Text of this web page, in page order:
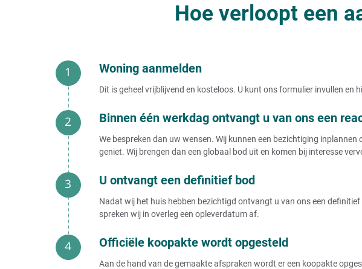
Hoe verloopt een
Woning aanmelden
Dit is geheel vrijblijvend en kosteloos. U kunt ons formulier invullen en
Binnen één werkdag ontvangt u van ons een
We bespreken dan uw wensen. Wij kunnen een bezichtiging
geniet. Wij brengen dan een globaal bod uit en komen bij interesse
U ontvangt een definitief bod
Nadat wij het huis hebben bezichtigd ontvangt u van ons een
spreken wij in overleg een opleverdatum af.
Officiële koopakte wordt opgesteld
Aan de hand van de gemaakte afspraken wordt er een koopakte